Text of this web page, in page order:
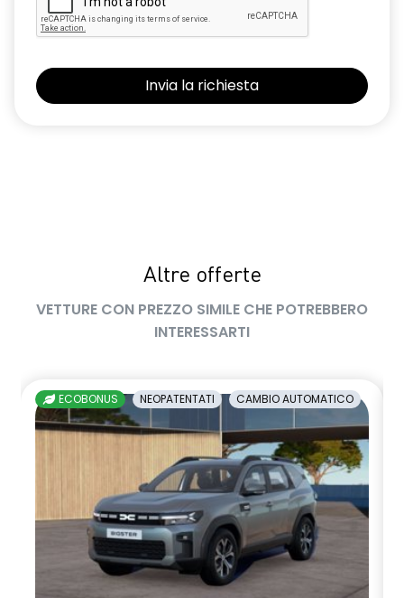
Altre offerte
VETTURE CON PREZZO SIMILE CHE POTREBBERO
INTERESSARTI
ECOBONUS NEOPATENTATI CAMBIO AUTOMATICO